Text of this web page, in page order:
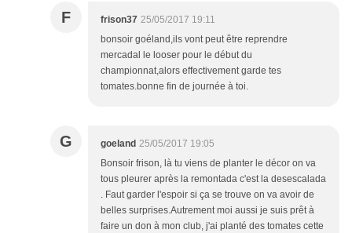
F frison37 25/05/2017 19:11
bonsoir goéland,ils vont peut être reprendre
mercadal le looser pour le début du
championnat,alors effectivement garde tes
tomates.bonne fin de journée à toi.
G goeland 25/05/2017 19:05
Bonsoir frison, là tu viens de planter le décor on va
tous pleurer après la remontada c'est la desescalada
. Faut garder l'espoir si ça se trouve on va avoir de
belles surprises.Autrement moi aussi je suis prêt à
faire un don à mon club, j'ai planté des tomates cette